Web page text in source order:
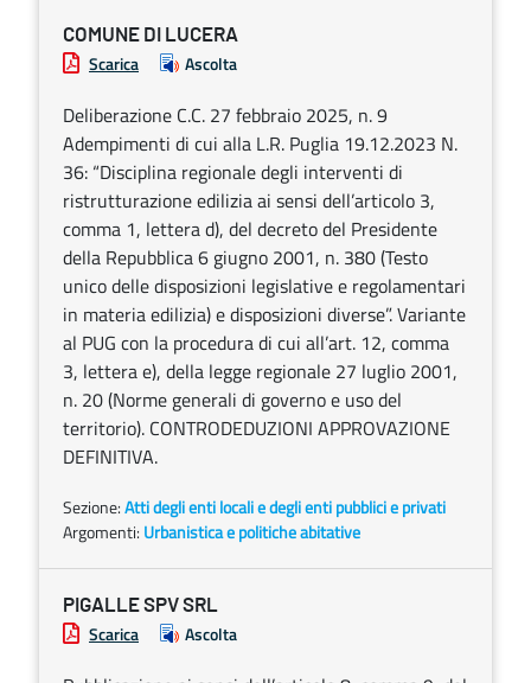
COMUNE DI LUCERA
Scarica Ascolta
Deliberazione C.C. 27 febbraio 2025, n. 9
Adempimenti di cui alla L.R. Puglia 19.12.2023 N.
36: “Disciplina regionale degli interventi di
ristrutturazione edilizia ai sensi dell’articolo 3,
comma 1, lettera d), del decreto del Presidente
della Repubblica 6 giugno 2001, n. 380 (Testo
unico delle disposizioni legislative e regolamentari
in materia edilizia) e disposizioni diverse”. Variante
al PUG con la procedura di cui all’art. 12, comma
3, lettera e), della legge regionale 27 luglio 2001,
n. 20 (Norme generali di governo e uso del
territorio). CONTRODEDUZIONI APPROVAZIONE
DEFINITIVA.
Sezione:Atti degli enti locali e degli enti pubblici e privati
Argomenti: Urbanistica e politiche abitative
PIGALLE SPV SRL
Scarica Ascolta